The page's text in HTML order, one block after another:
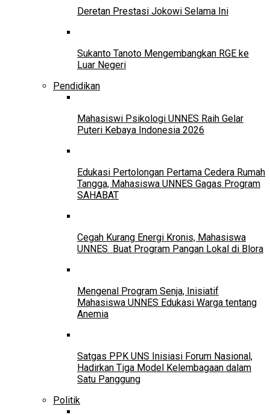
Deretan Prestasi Jokowi Selama Ini
Sukanto Tanoto Mengembangkan RGE ke
Luar Negeri
Pendidikan
Mahasiswi Psikologi UNNES Raih Gelar
Puteri Kebaya Indonesia 2026
Edukasi Pertolongan Pertama Cedera Rumah
Tangga, Mahasiswa UNNES Gagas Program
SAHABAT
Cegah Kurang Energi Kronis, Mahasiswa
UNNES Buat Program Pangan Lokal di Blora
Mengenal Program Senja, Inisiatif
Mahasiswa UNNES Edukasi Warga tentang
Anemia
Satgas PPK UNS Inisiasi Forum Nasional,
Hadirkan Tiga Model Kelembagaan dalam
Satu Panggung
Politik